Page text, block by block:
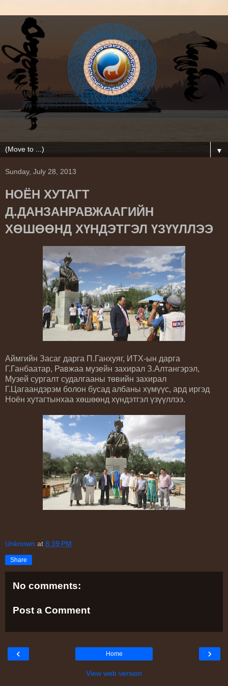
▼
Sunday, July 28, 2013
НОЁН ХУТАГТ
Д.ДАНЗАНРАВЖААГИЙН
ХӨШӨӨНД ХҮНДЭТГЭЛ ҮЗҮҮЛЛЭЭ
Аймгийн Засаг дарга П.Ганхуяг, ИТХ-ын дарга
Г.Ганбаатар, Равжаа музейн захирал З.Алтангэрэл,
Музей сургалт судалгааны төвийн захирал
Г.Цагаандэрэм болон бусад албаны хүмүүс, ард иргэд
Ноён хутагтынхаа хөшөөнд хүндэтгэл үзүүллээ.
Unknown at 8:39 PM
Share
No comments:
Post a Comment
‹ ›
Home
View web version